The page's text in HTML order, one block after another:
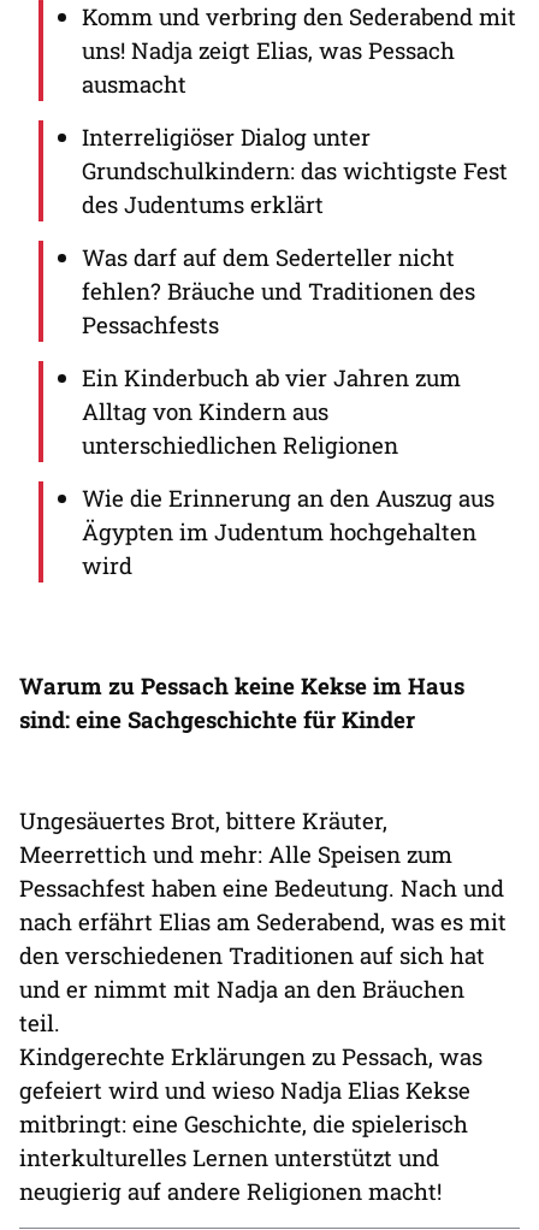
Komm und verbring den Sederabend mit
uns! Nadja zeigt Elias, was Pessach
ausmacht
Interreligiöser Dialog unter
Grundschulkindern: das wichtigste Fest
des Judentums erklärt
Was darf auf dem Sederteller nicht
fehlen? Bräuche und Traditionen des
Pessachfests
Ein Kinderbuch ab vier Jahren zum
Alltag von Kindern aus
unterschiedlichen Religionen
Wie die Erinnerung an den Auszug aus
Ägypten im Judentum hochgehalten
wird
Warum zu Pessach keine Kekse im Haus
sind: eine Sachgeschichte für Kinder
Ungesäuertes Brot, bittere Kräuter,
Meerrettich und mehr: Alle Speisen zum
Pessachfest haben eine Bedeutung. Nach und
nach erfährt Elias am Sederabend, was es mit
den verschiedenen Traditionen auf sich hat
und er nimmt mit Nadja an den Bräuchen
teil.
Kindgerechte Erklärungen zu Pessach, was
gefeiert wird und wieso Nadja Elias Kekse
mitbringt: eine Geschichte, die spielerisch
interkulturelles Lernen unterstützt und
neugierig auf andere Religionen macht!